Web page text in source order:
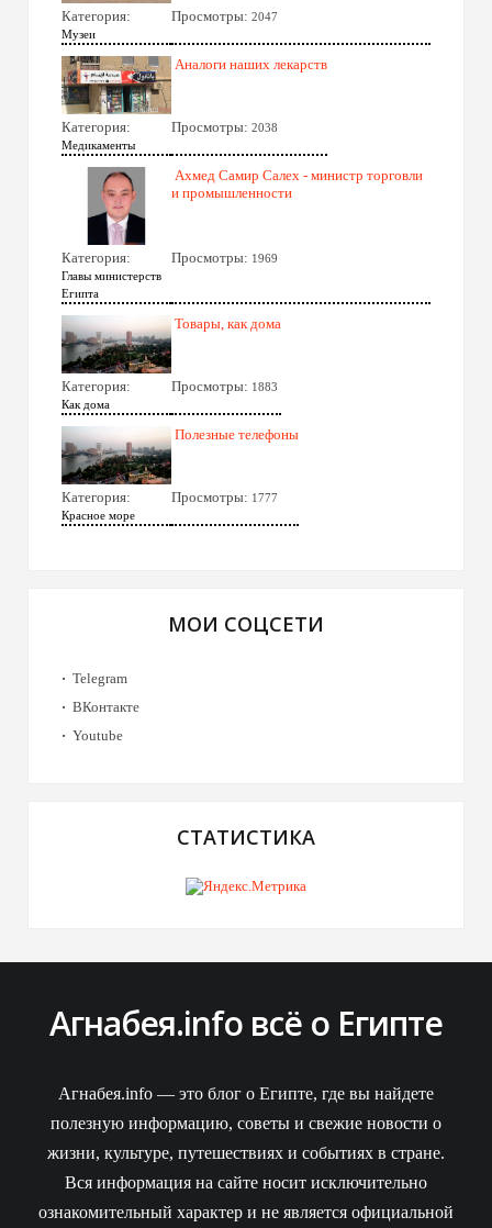
Категория:
Музеи
Просмотры: 2047
Аналоги наших лекарств
Категория:
Медикаменты
Просмотры: 2038
Ахмед Самир Салех - министр торговли
и промышленности
Категория:
Главы министерств
Египта
Просмотры: 1969
Товары, как дома
Категория:
Как дома
Просмотры: 1883
Полезные телефоны
Категория:
Красное море
Просмотры: 1777
МОИ СОЦСЕТИ
Telegram
ВКонтакте
Youtube
СТАТИСТИКА
Агнабея.info всё о Египте
Агнабея.info — это блог о Египте, где вы найдете
полезную информацию, советы и свежие новости о
жизни, культуре, путешествиях и событиях в стране.
Вся информация на сайте носит исключительно
ознакомительный характер и не является официальной